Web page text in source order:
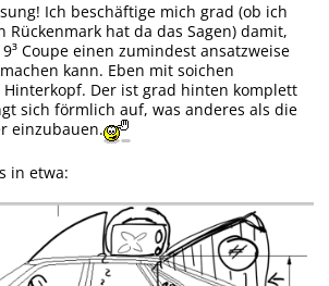
Ich beschäftige mich grad (ob ich
hat da das Sagen) damit,
Coupe einen zumindest ansatzweise
kann. Eben mit soichen
Der ist grad hinten komplett
sich förmlich auf, was anderes als die
einzubauen.
in etwa: